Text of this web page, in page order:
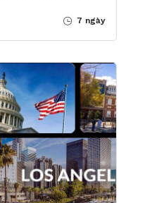
7 ngày